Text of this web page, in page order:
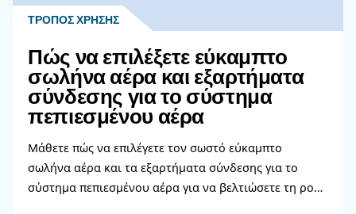
Πώς Επηρεάζουν Οι Διαρροές Αέρα
Κόστος Λειτουργίας Των Συστημάτων
Πεπιεσμένου Αέρα;